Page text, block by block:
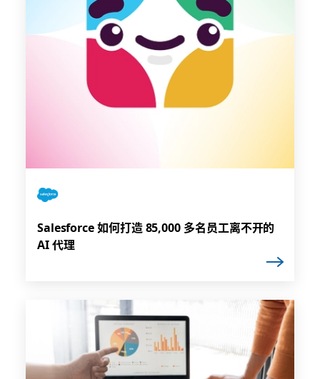
Salesforce 如何打造 85,000 多名员工离不开的
AI 代理